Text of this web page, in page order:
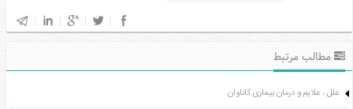
مطالب مرتبط
علل ، علایم و درمان بیماری کاناوان